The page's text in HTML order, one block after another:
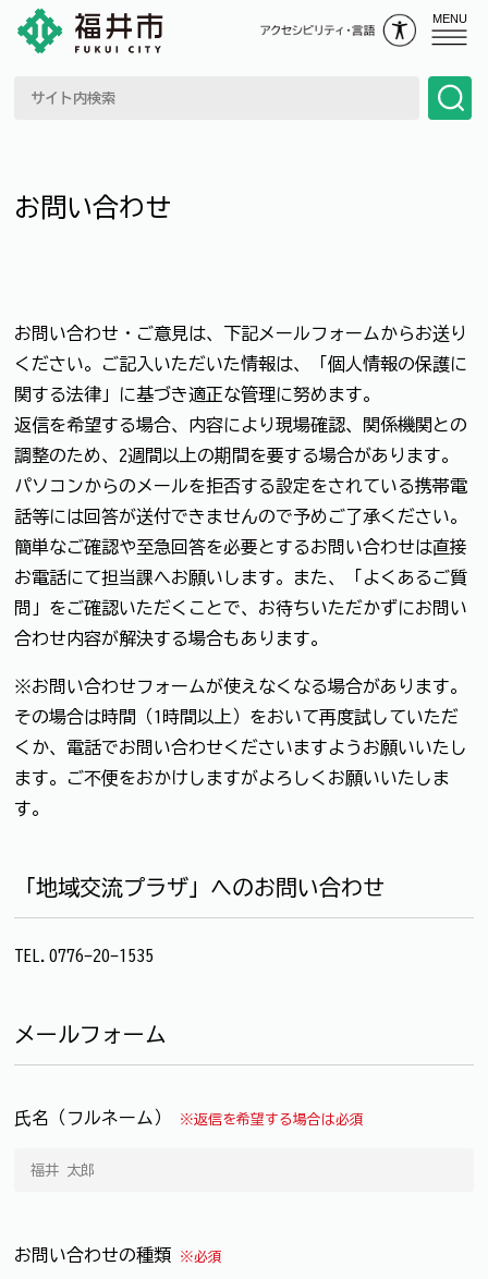
MENU
お問い合わせ
お問い合わせ・ご意見は、下記メールフォームからお送り
ください。ご記入いただいた情報は、「個人情報の保護に
関する法律」に基づき適正な管理に努めます。
返信を希望する場合、内容により現場確認、関係機関との
調整のため、2週間以上の期間を要する場合があります。
パソコンからのメールを拒否する設定をされている携帯電
話等には回答が送付できませんので予めご了承ください。
簡単なご確認や至急回答を必要とするお問い合わせは直接
お電話にて担当課へお願いします。また、「よくあるご質
問」をご確認いただくことで、お待ちいただかずにお問い
合わせ内容が解決する場合もあります。
※お問い合わせフォームが使えなくなる場合があります。
その場合は時間（1時間以上）をおいて再度試していただ
くか、電話でお問い合わせくださいますようお願いいたし
ます。ご不便をおかけしますがよろしくお願いいたしま
す。
「地域交流プラザ」へのお問い合わせ
TEL.0776-20-1535
メールフォーム
氏名（フルネーム） ※返信を希望する場合は必須
お問い合わせの種類 ※必須